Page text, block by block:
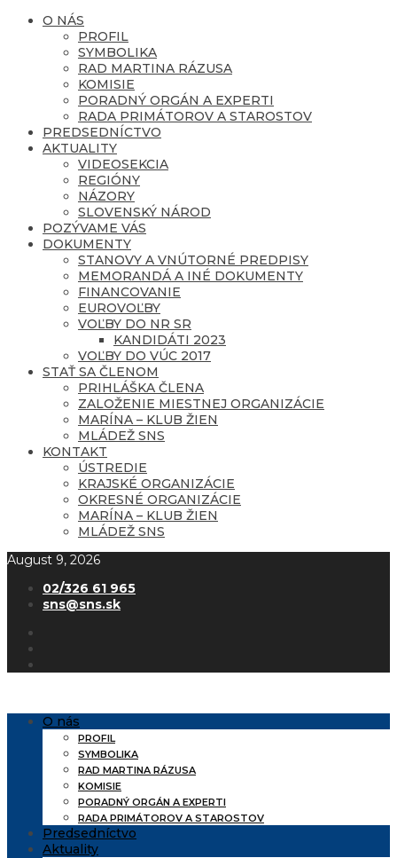
O NÁS
PROFIL
SYMBOLIKA
RAD MARTINA RÁZUSA
KOMISIE
PORADNÝ ORGÁN A EXPERTI
RADA PRIMÁTOROV A STAROSTOV
PREDSEDNÍCTVO
AKTUALITY
VIDEOSEKCIA
REGIÓNY
NÁZORY
SLOVENSKÝ NÁROD
POZÝVAME VÁS
DOKUMENTY
STANOVY A VNÚTORNÉ PREDPISY
MEMORANDÁ A INÉ DOKUMENTY
FINANCOVANIE
EUROVOĽBY
VOĽBY DO NR SR
KANDIDÁTI 2023
VOĽBY DO VÚC 2017
STAŤ SA ČLENOM
PRIHLÁŠKA ČLENA
ZALOŽENIE MIESTNEJ ORGANIZÁCIE
MARÍNA – KLUB ŽIEN
MLÁDEŽ SNS
KONTAKT
ÚSTREDIE
KRAJSKÉ ORGANIZÁCIE
OKRESNÉ ORGANIZÁCIE
MARÍNA – KLUB ŽIEN
MLÁDEŽ SNS
August 9, 2026
02/326 61 965
sns@sns.sk
O nás
PROFIL
SYMBOLIKA
RAD MARTINA RÁZUSA
KOMISIE
PORADNÝ ORGÁN A EXPERTI
RADA PRIMÁTOROV A STAROSTOV
Predsedníctvo
Aktuality